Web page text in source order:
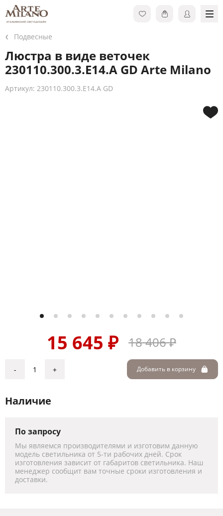
Подвесные
Люстра в виде веточек
230110.300.3.E14.A GD Arte Milano
Артикул: 230110.300.3.E14.A GD
18 406 ₽
15 645 ₽
- + Добавить в корзину
Наличие
По запросу
Мы являемся производителями и изготовим данную
модель светильника от 5-ти рабочих дней. Срок
изготовления зависит от габаритов светильника. Наш
менеджер сообщит вам точные сроки изготовления и
доставки.